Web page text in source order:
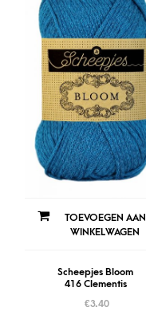
TOEVOEGEN AAN
WINKELWAGEN
Scheepjes Bloom
416 Clementis
€3.40